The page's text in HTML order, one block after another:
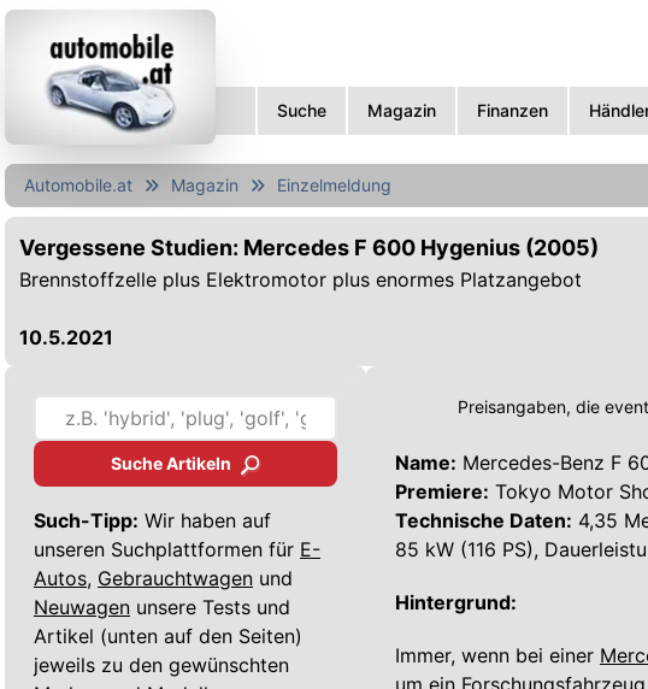
Suche Magazin Finanzen
Automobile.at Magazin Einzelmeldung
Vergessene Studien: Mercedes F 600 Hygenius (2005)
Brennstoffzelle plus Elektromotor plus enormes Platzangebot
10.5.2021
Suche Artikeln
Such-Tipp: Wir haben auf
unseren Suchplattformen für E-
Autos, Gebrauchtwagen und
Neuwagen unsere Tests und
Artikel (unten auf den Seiten)
jeweils zu den gewünschten
Preisangaben, die
Name: Mercedes-Benz F
Premiere: Tokyo Motor
Technische Daten: 4,35
85 kW (116 PS),
Hintergrund:
Immer, wenn bei einer
um ein